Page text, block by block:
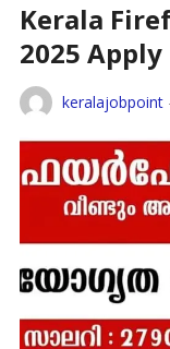
Kerala
2025
keralajobpoint